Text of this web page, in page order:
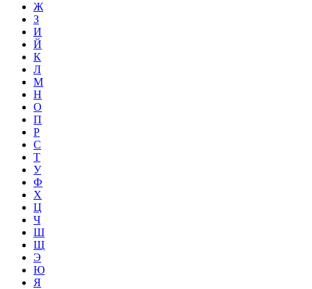
Ж
З
И
Й
К
Л
М
Н
О
П
Р
С
Т
У
Ф
Х
Ц
Ч
Ш
Щ
Э
Ю
Я